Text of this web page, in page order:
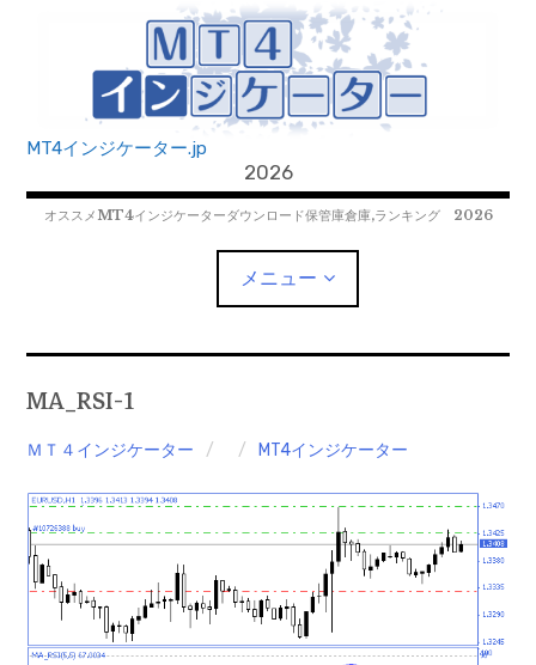
MT4インジケーター.jp
2026
オススメMT4インジケーターダウンロード保管庫倉庫,ランキング 2026
メニュー
MT5EAﾀﾞｳﾝﾛｰﾄﾞ
MT5インジケーター
mqファイルをexファイルにする方法
MA_RSI-1
ＭＴ４インジケーター MT4インジケーター